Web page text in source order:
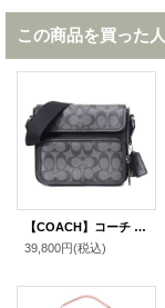
この商品を買った
【COACH】コーチ メンズ コーティングキャンバス レザー シグネチャー サリバン クロスボディ フラップ メッセンジャー カメラ 斜め掛け ショルダーバッグ ブラック×チャコール〔日本未発売〕
39,800円(税込)